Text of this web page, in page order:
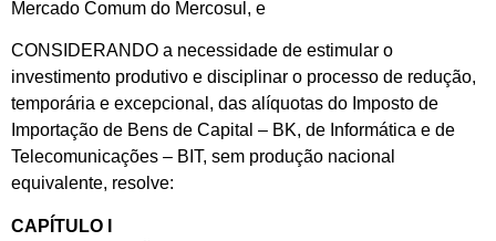
Mercado Comum do Mercosul, e
CONSIDERANDO a necessidade de estimular o
investimento produtivo e disciplinar o processo de redução,
temporária e excepcional, das alíquotas do Imposto de
Importação de Bens de Capital – BK, de Informática e de
Telecomunicações – BIT, sem produção nacional
equivalente, resolve:
CAPÍTULO I